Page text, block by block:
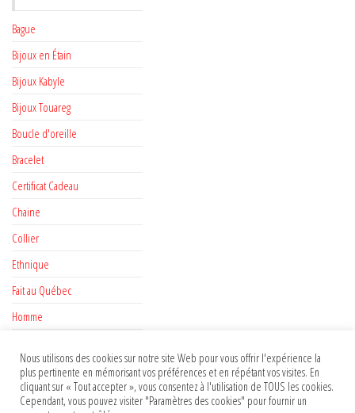
Bague
Bijoux en Étain
Bijoux Kabyle
Bijoux Touareg
Boucle d'oreille
Bracelet
Certificat Cadeau
Chaine
Collier
Ethnique
Fait au Québec
Homme
Pendentif
Perle
Nous utilisons des cookies sur notre site Web pour vous offrir l'expérience la
plus pertinente en mémorisant vos préférences et en répétant vos visites. En
cliquant sur « Tout accepter », vous consentez à l'utilisation de TOUS les cookies.
Cependant, vous pouvez visiter "Paramètres des cookies" pour fournir un